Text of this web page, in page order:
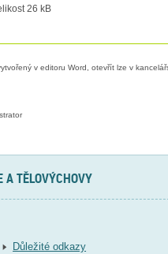
26 kB
v editoru Word, otevřít lze v
TĚLOVÝCHOVY
Důležité odkazy